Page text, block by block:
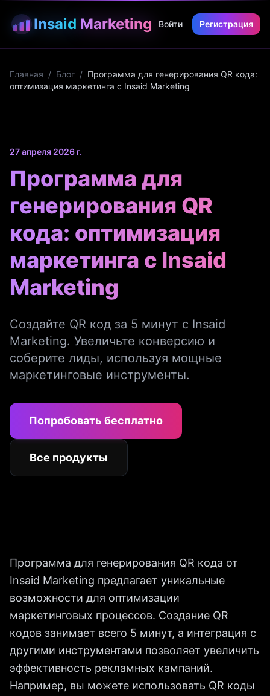
Insaid Marketing Войти Регистрация
Главная / Блог / Программа для генерирования QR кода:
оптимизация маркетинга с Insaid Marketing
27 апреля 2026 г.
Программа для
генерирования QR
кода: оптимизация
маркетинга с Insaid
Marketing
Создайте QR код за 5 минут с Insaid
Marketing. Увеличьте конверсию и
соберите лиды, используя мощные
маркетинговые инструменты.
Попробовать бесплатно
Все продукты
Программа для генерирования QR кода от
Insaid Marketing предлагает уникальные
возможности для оптимизации
маркетинговых процессов. Создание QR
кодов занимает всего 5 минут, а интеграция с
другими инструментами позволяет увеличить
эффективность рекламных кампаний.
Например, вы можете использовать QR коды